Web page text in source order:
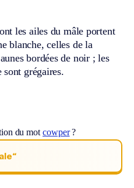
les ailes du mâle portent
blanche, celles de la
bordées de noir ; les
sont grégaires.
du motcowper?